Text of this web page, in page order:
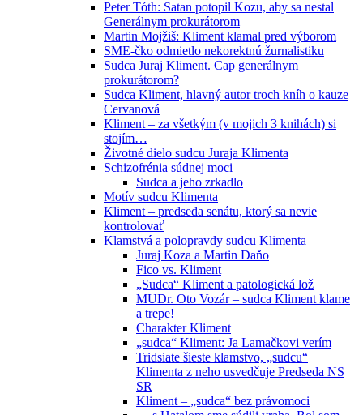
Peter Tóth: Satan potopil Kozu, aby sa nestal
Generálnym prokurátorom
Martin Mojžiš: Kliment klamal pred výborom
SME-čko odmietlo nekorektnú žurnalistiku
Sudca Juraj Kliment. Cap generálnym
prokurátorom?
Sudca Kliment, hlavný autor troch kníh o kauze
Cervanová
Kliment – za všetkým (v mojich 3 knihách) si
stojím…
Životné dielo sudcu Juraja Klimenta
Schizofrénia súdnej moci
Sudca a jeho zrkadlo
Motív sudcu Klimenta
Kliment – predseda senátu, ktorý sa nevie
kontrolovať
Klamstvá a polopravdy sudcu Klimenta
Juraj Koza a Martin Daňo
Fico vs. Kliment
„Sudca“ Kliment a patologická lož
MUDr. Oto Vozár – sudca Kliment klame
a trepe!
Charakter Kliment
„sudca“ Kliment: Ja Lamačkovi verím
Tridsiate šieste klamstvo, „sudcu“
Klimenta z neho usvedčuje Predseda NS
SR
Kliment – „sudca“ bez právomoci